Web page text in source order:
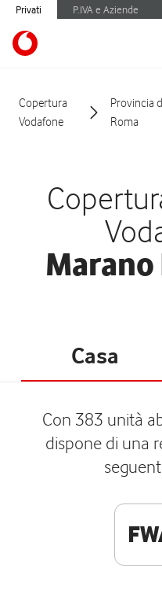
Privati P.IVA e Aziende
Copertura
Vodafone
Provincia
Roma
Marano
Casa
Con 383 unità
dispone di una